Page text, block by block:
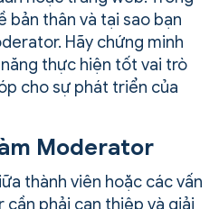
bản thân và tại sao bạn
Hãy chứng minh
thực hiện tốt vai trò
cho sự phát triển của
Moderator
thành viên hoặc các vấn
phải can thiệp và giải